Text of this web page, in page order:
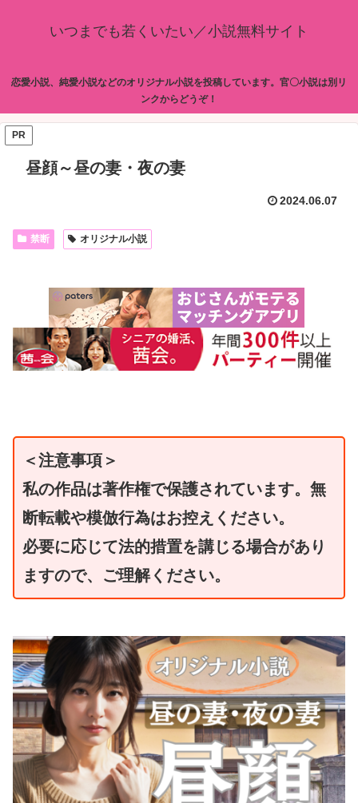
いつまでも若くいたい／小説無料サイト
恋愛小説、純愛小説などのオリジナル小説を投稿しています。官〇小説は別リ
ンクからどうぞ！
PR
昼顔～昼の妻・夜の妻
2024.06.07
禁断 オリジナル小説
＜注意事項＞
私の作品は著作権で保護されています。無
断転載や模倣行為はお控えください。
必要に応じて法的措置を講じる場合があり
ますので、ご理解ください。